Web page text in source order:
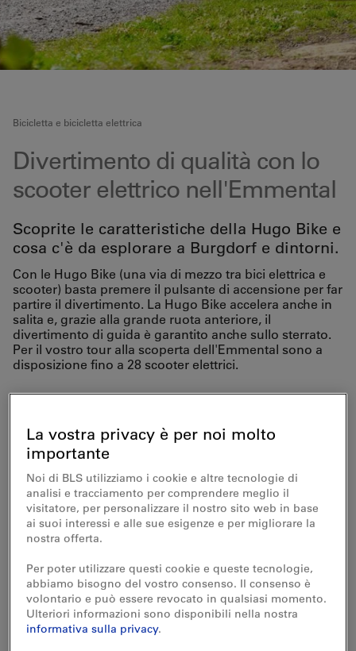
Bicicletta e bicicletta elettrica
Divertimento di qualità con lo
scooter elettrico nell'Emmental
Scoprite le caratteristiche della Hugo Bike e
cosa c'è da esplorare a Burgdorf e dintorni.
Con le Hugo Bike (una via di mezzo tra bici elettrica e
scooter) basta premere il pulsante di accensione per far
partire il divertimento. La Hugo Bike accelera anche in
salita e, grazie alla grande ruota anteriore, il
divertimento di guida è garantito anche sullo sterrato.
Per il vostro tour alla scoperta dell'Emmental sono a
disposizione fino a 28 scooter elettrici.
Prima prenotate, più risparmiate
Offerta
Disponibilità
Prezzi
La vostra privacy è per noi molto
importante
Noi di BLS utilizziamo i cookie e altre tecnologie di
analisi e tracciamento per comprendere meglio il
visitatore, per personalizzare il nostro sito web in base
ai suoi interessi e alle sue esigenze e per migliorare la
nostra offerta.
Per poter utilizzare questi cookie e queste tecnologie,
abbiamo bisogno del vostro consenso. Il consenso è
volontario e può essere revocato in qualsiasi momento.
Ulteriori informazioni sono disponibili nella nostra
informativa sulla privacy.